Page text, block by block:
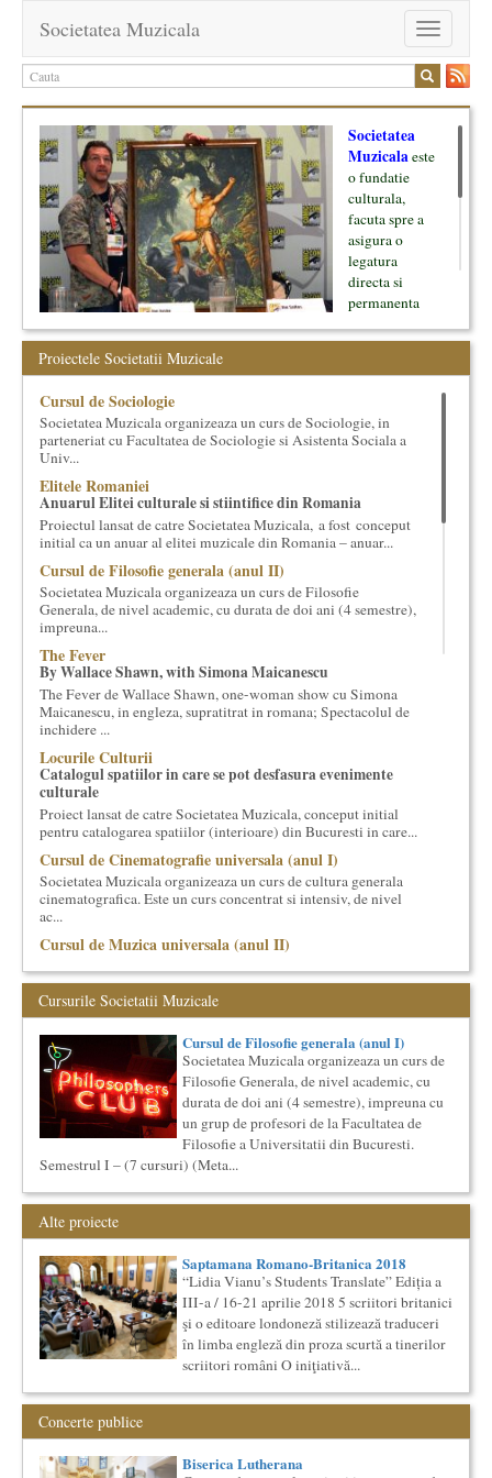
Toggle
navigation
Societatea Muzicala
Societatea
Muzicalaeste
o fundatie
culturala,
facuta spre a
asigura o
legatura
directa si
permanenta
oamenii ei, pe
inceput cu muzica clasica - si de aici numele -, insa acum
dezvoltam proiecte si in alte domenii ale culturii.
Facem management cultural, dezvoltam si administram proiecte
proprii sau preluate, modele si sisteme de finantare, marketing
cultural si consultanta. Organizam concursuri, concerte si
evenimente culturale, private sau publice, tinem cursuri de
cultura generala muzicala, teatrala, filosofica si de alte feluri.
Cuvinte in plus despre proiect, despre cei care il administreaza si
cei care il finantateaza sunt in rubricile de mai jos.
Proiectele Societatii Muzicale
Cursul de Sociologie
Societatea Muzicala organizeaza un curs de Sociologie, in
parteneriat cu Facultatea de Sociologie si Asistenta Sociala a
Univ...
Elitele Romaniei
Anuarul Elitei culturale si stiintifice din Romania
Proiectul lansat de catre Societatea Muzicala, a fost conceput
initial ca un anuar al elitei muzicale din Romania – anuar...
Cursul de Filosofie generala (anul II)
Societatea Muzicala organizeaza un curs de Filosofie
Generala, de nivel academic, cu durata de doi ani (4 semestre),
impreuna...
The Fever
By Wallace Shawn, with Simona Maicanescu
The Fever de Wallace Shawn, one-woman show cu Simona
Maicanescu, in engleza, supratitrat in romana; Spectacolul de
inchidere ...
Locurile Culturii
Catalogul spatiilor in care se pot desfasura evenimente
culturale
Proiect lansat de catre Societatea Muzicala, conceput initial
pentru catalogarea spatiilor (interioare) din Bucuresti in care...
Cursul de Cinematografie universala (anul I)
Societatea Muzicala organizeaza un curs de cultura generala
cinematografica. Este un curs concentrat si intensiv, de nivel
ac...
Cursul de Muzica universala (anul II)
muzicala, cu durata de doi ani, in parteneriat cu Universitatea
N...
Societatea Muzicala organizeaza un curs de cultura generala
teatrala, de nivel academic, in parteneriat cu Universitatea
Nati...
Cursul de Literatura universala: Marile texte literare ale
umanitatii
Societatea Muzicala organizeaza un curs de literatura
universala: „Marile texte si marile batalii culturale”. Este un
Masterclass vocal cu Lucas Meachem, editia a II-a (2018)
Lucas Meachem, marele bariton american, revenit in Romania
pentru a lua parte la editia a III-a a concertului The
Metropolita...
Cursul de Filosofie a vietii cotidiene
Societatea Muzicala organizeaza un curs de Filosofie a vietii
cotidiene, de nivel academic, cu durata de un an (2
semestre),...
Masterclass de traducere literara stilizata de scriitori
englezi
“Lidia Vianu’s Students Translate” Ediția a III-a / 16-21
aprilie 2018 5 scriitori britanici şi o edi...
Cursurile Societatii Muzicale
Cursul de Filosofie generala (anul I)
Societatea Muzicala organizeaza un curs de
Filosofie Generala, de nivel academic, cu
durata de doi ani (4 semestre), impreuna cu
un grup de profesori de la Facultatea de
Filosofie a Universitatii din Bucuresti.
Semestrul I – (7 cursuri) (Meta...
Alte proiecte
Saptamana Romano-Britanica 2018
“Lidia Vianu’s Students Translate” Ediția a
III-a / 16-21 aprilie 2018 5 scriitori britanici
şi o editoare londoneză stilizează traduceri
în limba engleză din proza scurtă a tinerilor
scriitori români O iniţiativă...
Concerte publice
Biserica Lutherana